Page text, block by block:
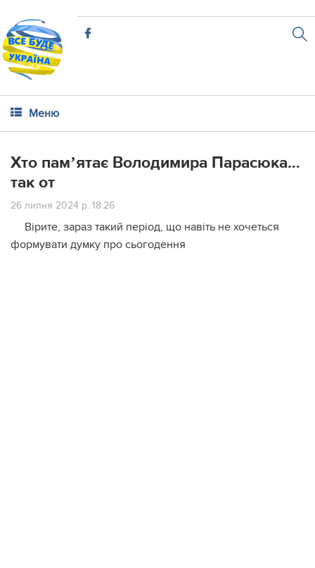
Меню
Хто памʼятає Володимира Парасюка…
так от
26 липня 2024 р. 18:26
Вірите, зараз такий період, що навіть не хочеться
формувати думку про сьогодення